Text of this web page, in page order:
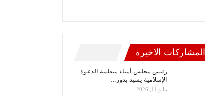
المشاركات الاخيرة
رئيس مجلس أمناء منظمة الدعوة
الإسلامية يشيد بدور…
مايو 11, 2026